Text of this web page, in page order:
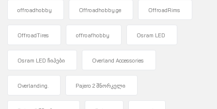
offroadhobby Offroadhobby.ge OffroadRims
OffroadTires offroafhobby Osram LED
Osram LED ჩიპები Overland Accessories
Overlanding. Pajero 2 შნორკელი